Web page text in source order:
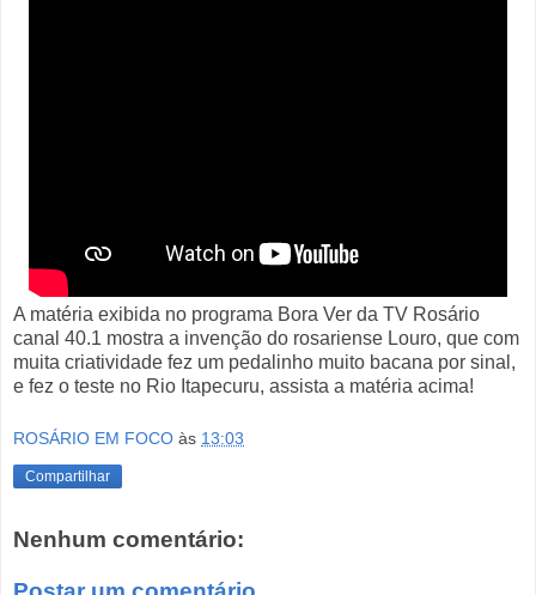
A matéria exibida no programa Bora Ver da TV Rosário
canal 40.1 mostra a invenção do rosariense Louro, que com
muita criatividade fez um pedalinho muito bacana por sinal,
e fez o teste no Rio Itapecuru, assista a matéria acima!
ROSÁRIO EM FOCO às 13:03
Compartilhar
Nenhum comentário: